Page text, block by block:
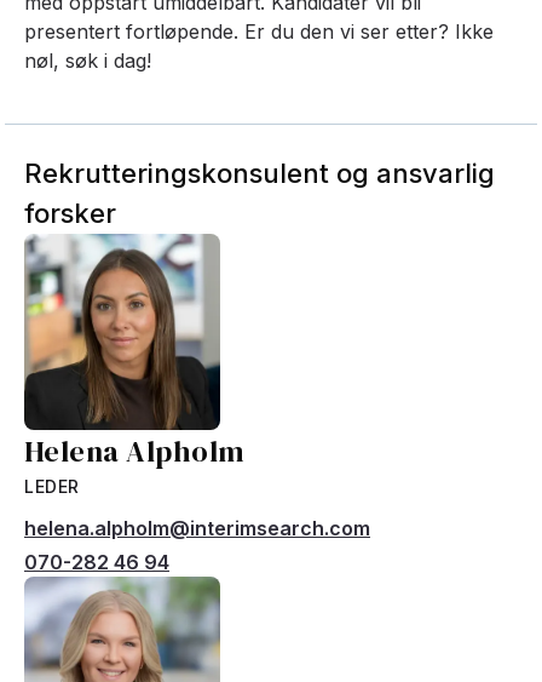
presentert fortløpende. Er du den vi ser etter? Ikke
nøl, søk i dag!
Rekrutteringskonsulent og ansvarlig
forsker
Helena Alpholm
LEDER
helena.alpholm@interimsearch.com
070-282 46 94